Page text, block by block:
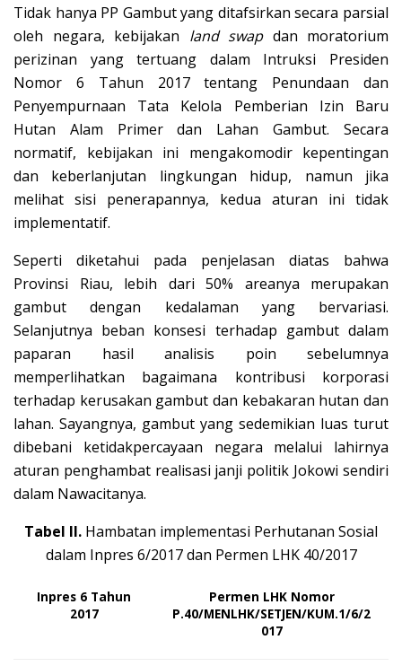
Tidak hanya PP Gambut yang ditafsirkan secara parsial
oleh negara, kebijakan land swap dan moratorium
perizinan yang tertuang dalam Intruksi Presiden
Nomor 6 Tahun 2017 tentang Penundaan dan
Penyempurnaan Tata Kelola Pemberian Izin Baru
Hutan Alam Primer dan Lahan Gambut. Secara
normatif, kebijakan ini mengakomodir kepentingan
dan keberlanjutan lingkungan hidup, namun jika
melihat sisi penerapannya, kedua aturan ini tidak
implementatif.
Seperti diketahui pada penjelasan diatas bahwa
Provinsi Riau, lebih dari 50% areanya merupakan
gambut dengan kedalaman yang bervariasi.
Selanjutnya beban konsesi terhadap gambut dalam
paparan hasil analisis poin sebelumnya
memperlihatkan bagaimana kontribusi korporasi
terhadap kerusakan gambut dan kebakaran hutan dan
lahan. Sayangnya, gambut yang sedemikian luas turut
dibebani ketidakpercayaan negara melalui lahirnya
aturan penghambat realisasi janji politik Jokowi sendiri
dalam Nawacitanya.
Tabel II. Hambatan implementasi Perhutanan Sosial
dalam Inpres 6/2017 dan Permen LHK 40/2017
Inpres 6 Tahun
2017
Permen LHK Nomor
P.40/MENLHK/SETJEN/KUM.1/6/2
017